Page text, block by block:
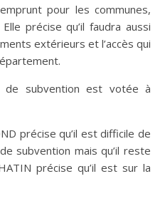
pour les communes,
précise qu’il faudra aussi
extérieurs et l’accès qui
de subvention est votée à
précise qu’il est difficile de
subvention mais qu’il reste
précise qu’il est sur la